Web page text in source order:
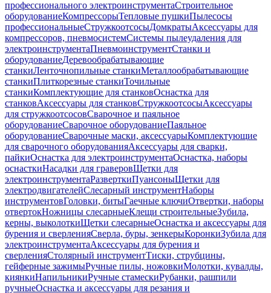
профессионального электроинструментаСтроительное
оборудованиеКомпрессорыТепловые пушкиПылесосы
профессиональныеСтружкоотсосыДомкратыАксессуары для
компрессоров, пневмосистемСистемы пылеудаления для
электроинструментаПневмоинструментСтанки и
оборудованиеДеревообрабатывающие
станкиЛенточнопильные станкиМеталлообрабатывающие
станкиПлиткорезные станкиТочильные
станкиКомплектующие для станковОснастка для
станковАксессуары для станковСтружкоотсосыАксессуары
для стружкоотсосовСварочное и паяльное
оборудованиеСварочное оборудованиеПаяльное
оборудованиеСварочные маски, аксессуарыКомплектующие
для сварочного оборудованияАксессуары для сварки,
пайкиОснастка для электроинструментаОснастка, наборы
оснасткиНасадки для граверовЩетки для
электроинструментаРазверткиПуансоныЩетки для
электродвигателейСлесарный инструментНаборы
инструментовГоловки, битыГаечные ключиОтвертки, наборы
отвертокНожницы слесарныеКлещи строительныеЗубила,
керны, выколоткиЩетки слесарныеОснастка и аксессуары для
бурения и сверленияСверла, буры, зенкерыКоронкиЗубила для
электроинструментаАксессуары для бурения и
сверленияСтолярный инструментТиски, струбцины,
гейферные зажимыРучные пилы, ножовкиМолотки, кувалды,
киянкиНапильникиРучные стамескиРубанки, рашпили
ручныеОснастка и аксессуары для резания и